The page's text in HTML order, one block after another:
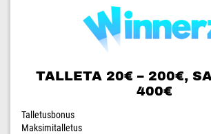
TALLETA 20€ – 200€,
400€
Talletusbonus
Maksimitalletus